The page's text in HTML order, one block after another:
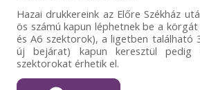
Hazai drukkereink az Előre Székház
ös számú kapun léphetnek be a
és A6 szektorok), a ligetben található
új bejárat) kapun keresztül
szektorokat érhetik el.